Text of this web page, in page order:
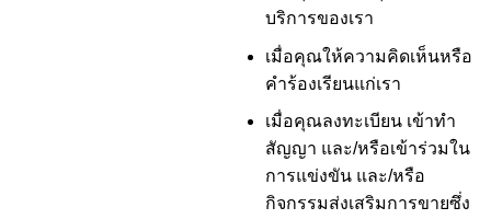
บริการของเรา
เมื่อคุณให้ความคิดเห็นหรือ
คำร้องเรียนแก่เรา
เมื่อคุณลงทะเบียน เข้าทำ
สัญญา และ/หรือเข้าร่วมใน
การแข่งขัน และ/หรือ
กิจกรรมส่งเสริมการขายซึ่ง